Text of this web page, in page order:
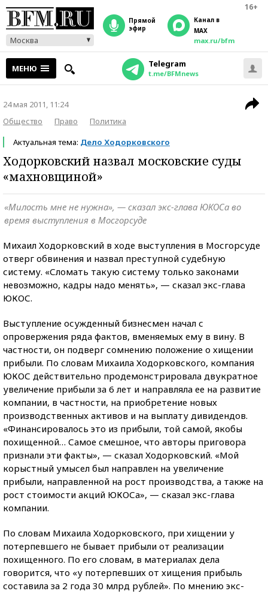
16+
Москва
прямой
эфир
Канал в
MAX
max.ru/bfm
МЕНЮ Telegram
t.me/BFMnews
24 мая 2011, 11:24
Общество
Право
Политика
Актуальная тема: Дело Ходорковского
Ходорковский назвал московские суды
«махновщиной»
«Милость мне не нужна», — сказал экс-глава ЮКОСа во
время выступления в Мосгорсуде
Михаил Ходорковский в ходе выступления в Мосгорсуде
отверг обвинения и назвал преступной судебную
систему. «Сломать такую систему только законами
невозможно, кадры надо менять», — сказал экс-глава
ЮКОС.
Выступление осужденный бизнесмен начал с
опровержения ряда фактов, вменяемых ему в вину. В
частности, он подверг сомнению положение о хищении
прибыли. По словам Михаила Ходорковского, компания
ЮКОС действительно продемонстрировала двукратное
увеличение прибыли за 6 лет и направляла ее на развитие
компании, в частности, на приобретение новых
производственных активов и на выплату дивидендов.
«Финансировалось это из прибыли, той самой, якобы
похищенной… Самое смешное, что авторы приговора
признали эти факты», — сказал Ходорковский. «Мой
корыстный умысел был направлен на увеличение
прибыли, направленной на рост производства, а также на
рост стоимости акций ЮКОСа», — сказал экс-глава
компании.
По словам Михаила Ходорковского, при хищении у
потерпевшего не бывает прибыли от реализации
похищенного. По его словам, в материалах дела
говорится, что «у потерпевших от хищения прибыль
составила за 2 года 30 млрд рублей». По мнению экс-